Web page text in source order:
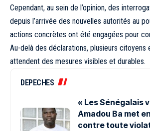
Cependant, au sein de l’opinion, des
depuis l’arrivée des nouvelles autorités au
actions concrètes ont été engagées pour
Au-delà des déclarations, plusieurs citoyens
attendent des mesures visibles et durables.
DEPECHES
« Les Sénégalais
Amadou Ba met
contre toute